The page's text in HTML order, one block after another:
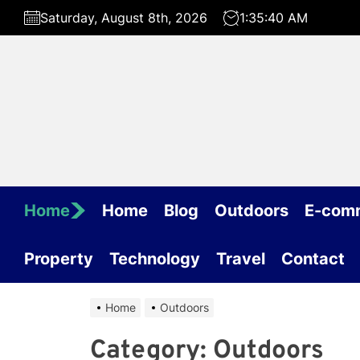
Skip
Saturday, August 8th, 2026 1:35:41 AM
Home Home Blog Outdoors E-
Property Technology Travel Contact
Home Outdoors
Category: Outdoors